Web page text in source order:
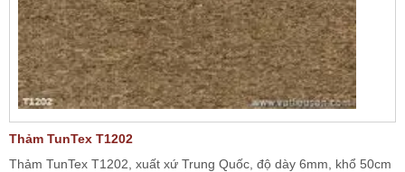
Thảm TunTex T1202
Thảm TunTex T1202, xuất xứ Trung Quốc, độ dày 6mm, khổ 50cm